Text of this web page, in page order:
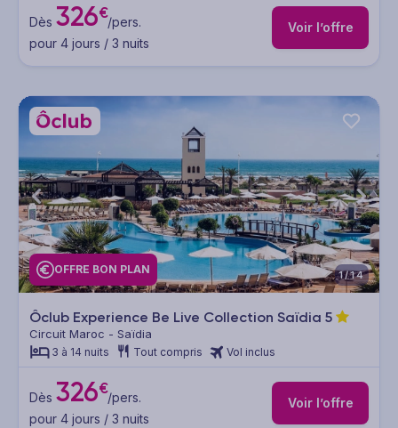
Dès 326€/pers.
pour 4 jours / 3 nuits
Voir l’offre
OFFRE BON PLAN 1/14
Ôclub Experience Be Live Collection Saïdia 5
Circuit Maroc - Saïdia
3 à 14 nuits Tout compris Vol inclus
Dès 326€/pers.
pour 4 jours / 3 nuits
Voir l’offre